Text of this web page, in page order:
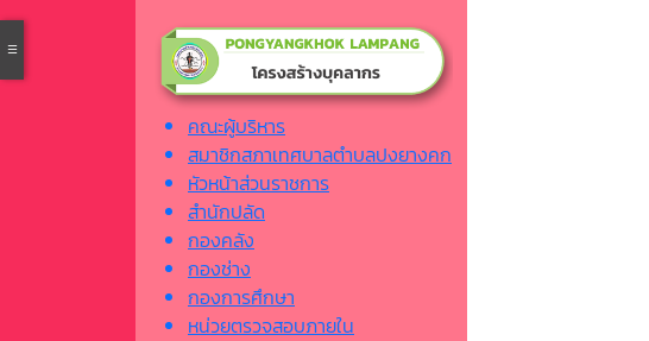
คณะผู้บริหาร
สมาชิกสภาเทศบาลตำบลปงยางคก
หัวหน้าส่วนราชการ
สำนักปลัด
กองคลัง
กองช่าง
กองการศึกษา
หน่วยตรวจสอบภายใน